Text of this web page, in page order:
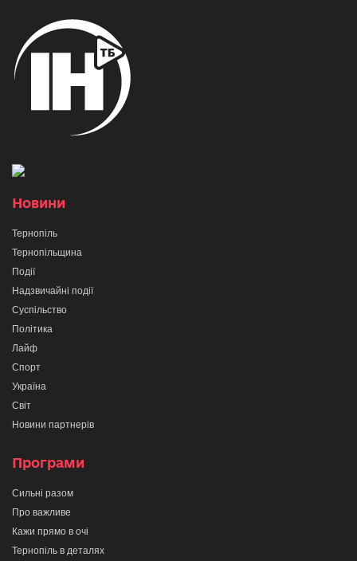
Новини
Тернопіль
Тернопільщина
Події
Надзвичайні події
Суспільство
Політика
Лайф
Спорт
Україна
Світ
Новини партнерів
Програми
Сильні разом
Про важливе
Кажи прямо в очі
Тернопіль в деталях